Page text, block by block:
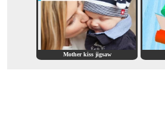
Mother kiss jigsaw